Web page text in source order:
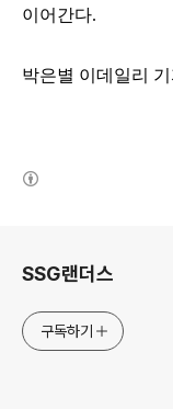
이어간다.
박은별 이데일리
SSG랜더스
구독하기